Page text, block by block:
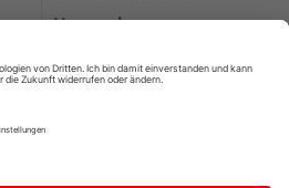
Versand
Widerruf Datenschutz